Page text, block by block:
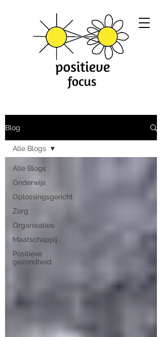
Blog
Alle Blogs
Onderwijs
Oplossingsgericht
Zorg
Organisaties
Maatschappij
Positieve
gezondheid
Alle Blogs